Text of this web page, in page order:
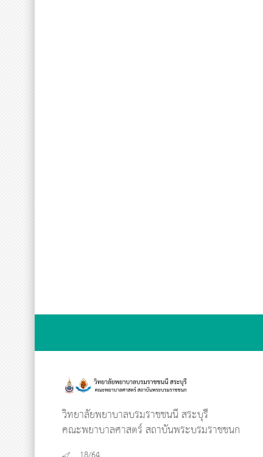
วิทยาลัยพยาบาลบรมราชชนนี สระบุรี
คณะพยาบาลศาสตร์ สถาบันพระบรมราชชนก